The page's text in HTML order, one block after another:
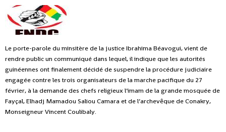
Le porte-parole du minsitère de la justice Ibrahima Béavogui, vient de
rendre public un communiqué dans lequel, il indique que les autorités
guinéennes ont finalement décidé de suspendre la procédure judiciaire
engagée contre les trois organisateurs de la marche pacifique du 27
février, à la demande des chefs religieux l’imam de la grande mosquée de
Fayçal, Elhadj Mamadou Saliou Camara et de l’archevêque de Conakry,
Monseigneur Vincent Coulibaly.